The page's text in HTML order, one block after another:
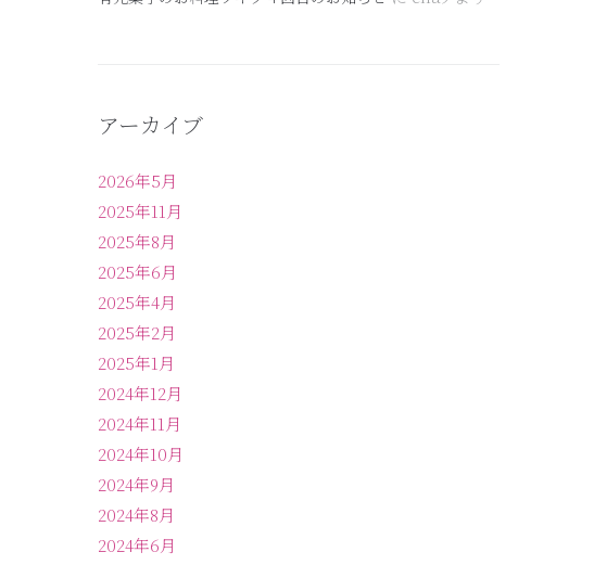
アーカイブ
2026年5月
2025年11月
2025年8月
2025年6月
2025年4月
2025年2月
2025年1月
2024年12月
2024年11月
2024年10月
2024年9月
2024年8月
2024年6月